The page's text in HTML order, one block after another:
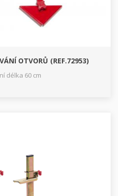
OTVORŮ (REF.72953)
délka 60 cm